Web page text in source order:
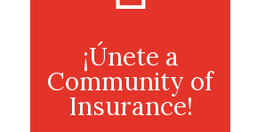
¡Únete a
Community of
Insurance!